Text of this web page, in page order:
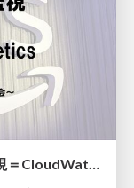
[クラウド食堂 #5]見える化✖️自動監視＝CloudWatchSynthetics